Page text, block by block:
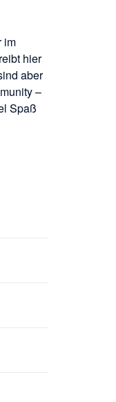
im
hier
aber
–
Spaß